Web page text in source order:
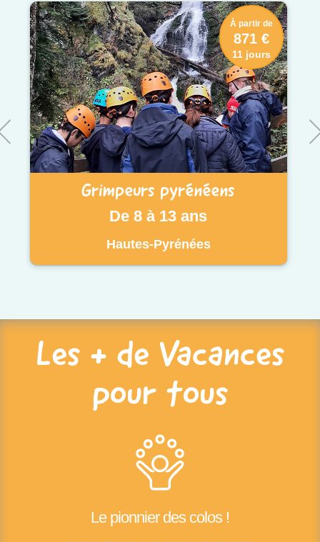
Grimpeurs pyrénéens
De 8 à 13 ans
Hautes-Pyrénées
À partir de
871 €
11 jours
Les + de Vacances
pour tous
Le pionnier des colos !